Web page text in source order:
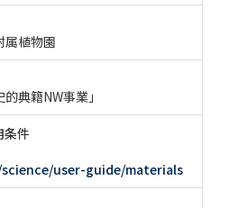
属植物園
典籍NW事業」
条件
user-guide/materials